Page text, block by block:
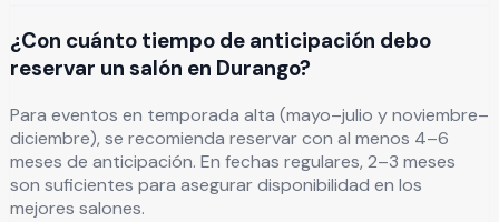
¿Con cuánto tiempo de anticipación debo
reservar un salón en Durango?
Para eventos en temporada alta (mayo–julio y noviembre–
diciembre), se recomienda reservar con al menos 4–6
meses de anticipación. En fechas regulares, 2–3 meses
son suficientes para asegurar disponibilidad en los
mejores salones.